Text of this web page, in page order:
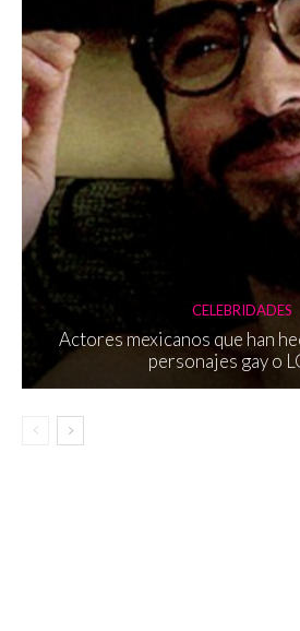
CELEBRIDADES
Actores mexicanos que han
personajes gay o